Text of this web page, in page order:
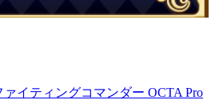
イティングコマンダー OCTA Pro